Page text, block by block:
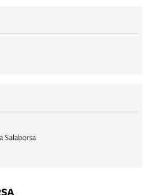
Salaborsa